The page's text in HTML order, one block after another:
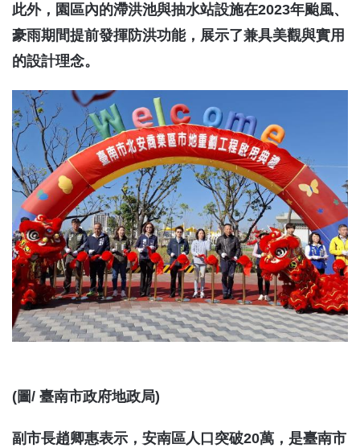
此外，園區內的滯洪池與抽水站設施在2023年颱風、
豪雨期間提前發揮防洪功能，展示了兼具美觀與實用
的設計理念。
(圖/ 臺南市政府地政局)
副市長趙卿惠表示，安南區人口突破20萬，是臺南市